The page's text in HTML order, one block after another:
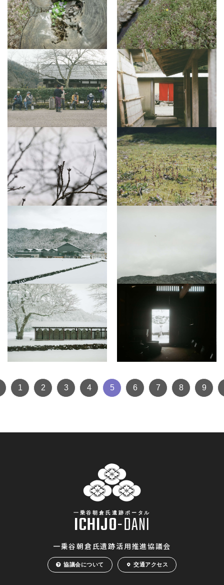
1 2 3 4 5 6 7 8 9
一乗谷朝倉氏遺跡ポータル
ICHIJO-DANI
一乗谷朝倉氏遺跡活用推進協議会
協議会について 交通アクセス